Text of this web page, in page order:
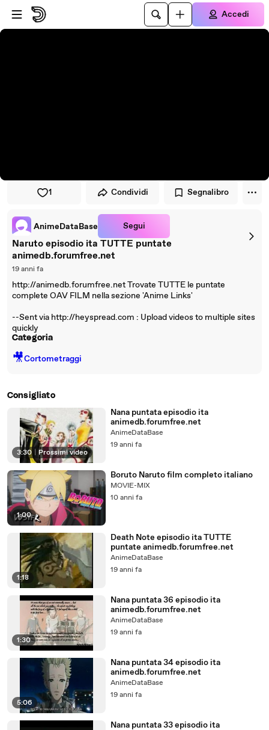
Vai al lettore
Passa al contenuto principale
Accedi
1 Condividi Segnalibro
AnimeDataBase Segui
Naruto episodio ita TUTTE puntate
animedb.forumfree.net
19 anni fa
http://animedb.forumfree.net Trovate TUTTE le puntate
complete OAV FILM nella sezione 'Anime Links'
--Sent via http://heyspread.com : Upload videos to multiple sites
quickly
Categoria
🎥Cortometraggi
Consigliato
3:30 Prossimi video
Nana puntata episodio ita
animedb.forumfree.net
AnimeDataBase
19 anni fa
1:00
Boruto Naruto film completo italiano
MOVIE-MIX
10 anni fa
1:18
Death Note episodio ita TUTTE
puntate animedb.forumfree.net
AnimeDataBase
19 anni fa
1:30
Nana puntata 36 episodio ita
animedb.forumfree.net
AnimeDataBase
19 anni fa
5:06
Nana puntata 34 episodio ita
animedb.forumfree.net
AnimeDataBase
19 anni fa
Nana puntata 33 episodio ita